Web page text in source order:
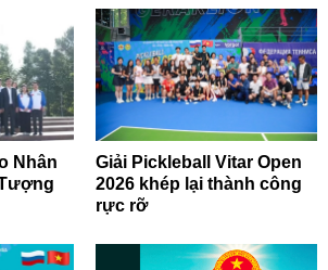
Nhân
Giải Pickleball Vitar Open
2026 khép lại thành công
rực rỡ